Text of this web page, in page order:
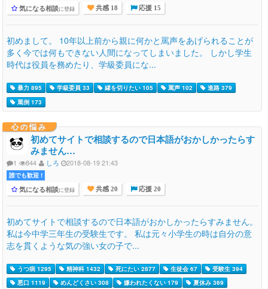
気になる相談に登録 共感 18 応援 15
初めまして。 10年以上前から親に何かと罵声をあげられることが
多く今では何もできない人間になってしまいました。 しかし学生
時代は役員を務めたり、学級委員にな...
暴力 895 学級委員 33 縁を切りたい 105 罵声 102
進路 379
罵倒 173
心の悩み
初めてサイトで相談するので日本語がおかしかったらす
みません…
1 844 しろ 2018-08-19 21:43
誰でも歓迎 !
気になる相談に登録 共感 20 応援 20
初めてサイトで相談するので日本語がおかしかったらすみません。
私は今中学三年生の受験生です。 私は元々小学生の時は自分の意
志を貫くような気の強い女の子で...
うつ病 1295 精神科 1432 死にたい 2877 生徒会 67
受験生 394
悪口 1119
めんどくさい 308 嫌われたくない 179
夏休み 369